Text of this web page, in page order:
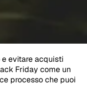
evitare acquisti
Friday come un
processo che puoi